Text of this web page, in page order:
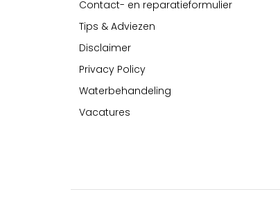
Contact- en reparatieformulier
Tips & Adviezen
Disclaimer
Privacy Policy
Waterbehandeling
Vacatures